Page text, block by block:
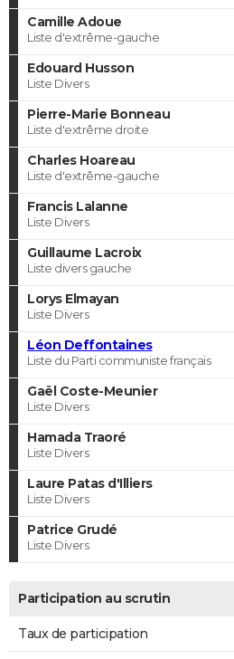
Camille Adoue
Liste d'extrême-gauche
Edouard Husson
Liste Divers
Pierre-Marie Bonneau
Liste d'extrême droite
Charles Hoareau
Liste d'extrême-gauche
Francis Lalanne
Liste Divers
Guillaume Lacroix
Liste divers gauche
Lorys Elmayan
Liste Divers
Léon Deffontaines
Liste du Parti communiste français
Gaël Coste-Meunier
Liste Divers
Hamada Traoré
Liste Divers
Laure Patas d'Illiers
Liste Divers
Patrice Grudé
Liste Divers
Participation au scrutin
Taux de participation